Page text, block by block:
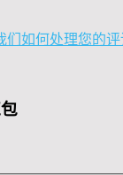
们如何处理您的